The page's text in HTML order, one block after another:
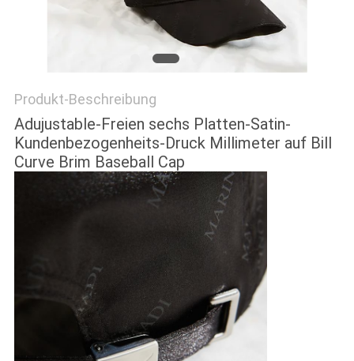
Produkt-Beschreibung
Adujustable-Freien sechs Platten-Satin-
Kundenbezogenheits-Druck Millimeter auf Bill
Curve Brim Baseball Cap